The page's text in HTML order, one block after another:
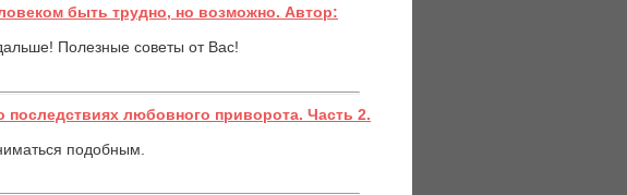
быть трудно, но возможно. Автор:
Полезные советы от Вас!
любовного приворота. Часть 2.
подобным.